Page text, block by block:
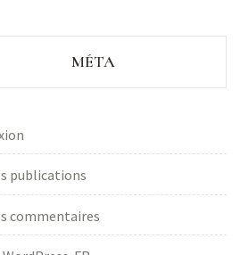
MÉTA
publications
commentaires